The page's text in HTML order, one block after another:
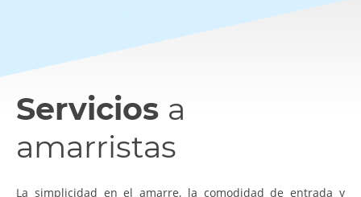
Servicios a
amarristas
La simplicidad en el amarre, la comodidad de entrada y